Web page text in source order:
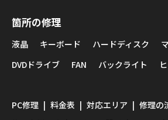
箇所の修理
液晶 キーボード ハードディスク
DVDドライブ
FAN バックライト
PC修理 料金表 対応エリア
修理の